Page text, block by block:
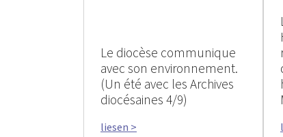
Le diocèse communique
avec son environnement.
(Un été avec les Archives
diocésaines 4/9)
liesen >